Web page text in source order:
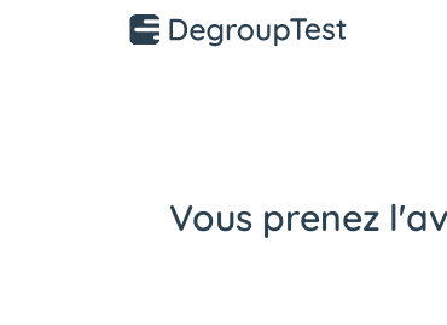
Vous prenez